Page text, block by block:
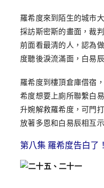
羅希度來到陌生的城市
採訪斯密斯的畫面，裁
前面看最清的人，認為
度聽後淚流滿面，白易
羅希度到樓頂倉庫借宿
希度想要上廁所聯繫白
升婉解救羅希度，可門
放著多恩和白易辰相互
第八集 羅希度告白了！